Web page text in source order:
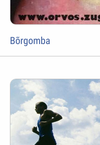
Bõrgomba